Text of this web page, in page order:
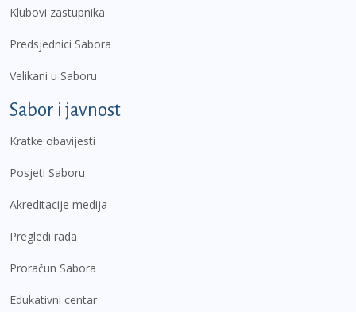
Klubovi zastupnika
Predsjednici Sabora
Velikani u Saboru
Sabor i javnost
Kratke obavijesti
Posjeti Saboru
Akreditacije medija
Pregledi rada
Proračun Sabora
Edukativni centar